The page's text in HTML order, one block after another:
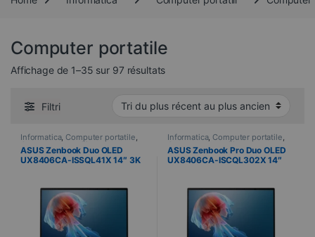
Computer portatile
Affichage de 1–35 sur 97 résultatsOrdinati dal più recente al più
Filtri
Informatica, Computer portatile,
Computer portatili
ASUS Zenbook Duo OLED
UX8406CA-ISSQL41X 14″ 3K
11 Home
Informatica, Computer portatile,
Computer portatili
ASUS Zenbook Pro Duo OLED
UX8406CA-ISCQL302X 14″
11 Pro